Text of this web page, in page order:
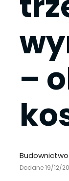
–
Budownictwo
Dodane 19/12/